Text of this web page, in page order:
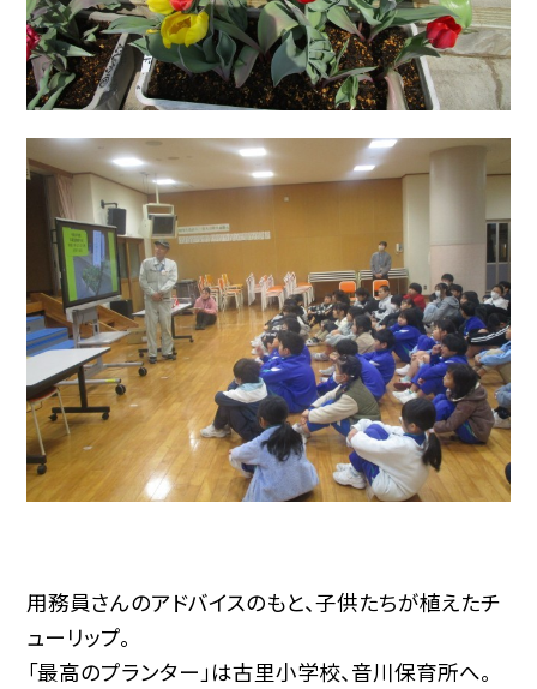
用務員さんのアドバイスのもと、子供たちが植えたチ
ューリップ。
「最高のプランター」は古里小学校、音川保育所へ。